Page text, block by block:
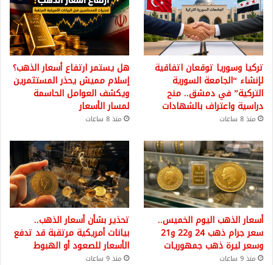
تركيا وسوريا توقعان اتفاقية
لإنشاء “الجامعة السورية
التركية” في دمشق.. منح
دراسية واعتراف بالشهادات
منذ 8 ساعات
هل يستمر ارتفاع أسعار الذهب؟
إسلام مميش يحذر المستثمرين
ويكشف العوامل الحاسمة
لمسار الأسعار
منذ 8 ساعات
أسعار الذهب اليوم الخميس..
سعر جرام ذهب 24 و22 و21
وسعر ليرة ذهب جمهوريات
منذ 9 ساعات
تحذير بشأن أسعار الذهب..
بيانات أمريكية مرتقبة قد تدفع
الأسعار للصعود أو الهبوط
منذ 9 ساعات